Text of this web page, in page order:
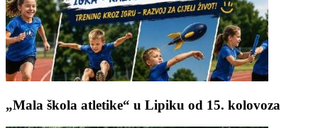
„Mala škola atletike“ u Lipiku od 15. kolovoza